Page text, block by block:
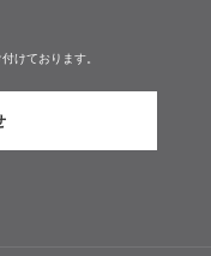
けております。